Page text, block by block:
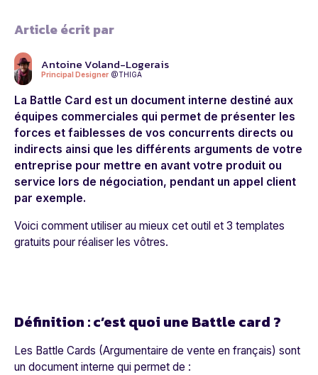
Article écrit par
Antoine Voland-Logerais
Principal Designer @THIGA
La Battle Card est un document interne destiné aux
équipes commerciales qui permet de présenter les
forces et faiblesses de vos concurrents directs ou
indirects ainsi que les différents arguments de votre
entreprise pour mettre en avant votre produit ou
service lors de négociation, pendant un appel client
par exemple.
Voici comment utiliser au mieux cet outil et 3 templates
gratuits pour réaliser les vôtres.
Définition : c’est quoi une Battle card ?
Les Battle Cards (Argumentaire de vente en français) sont
un document interne qui permet de :